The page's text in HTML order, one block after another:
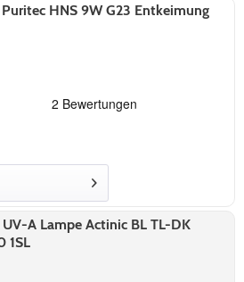
HNS 9W G23 Entkeimung
A Lampe Actinic BL TL-DK
1SL